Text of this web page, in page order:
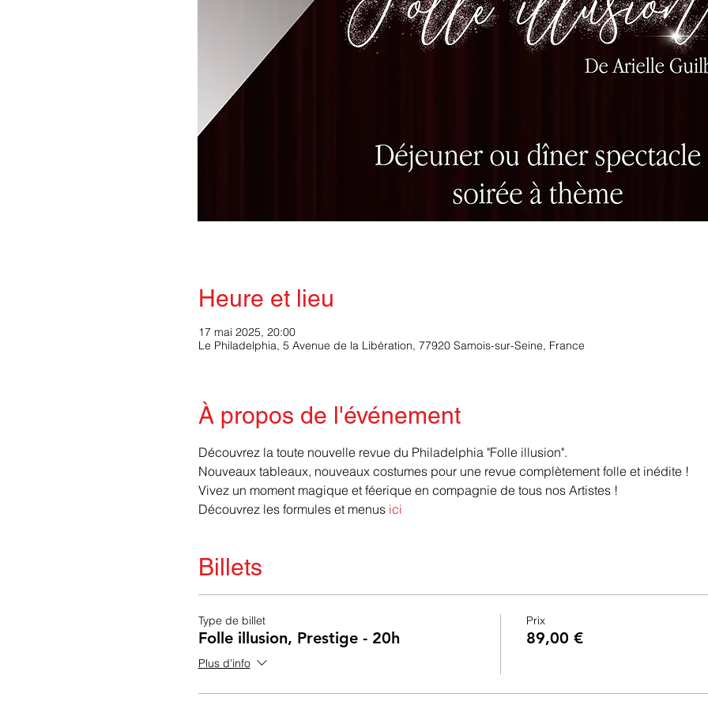
Heure et lieu
17 mai 2025, 20:00
Le Philadelphia, 5 Avenue de la Libération, 77920 Samois-sur-Seine, France
À propos de l'événement
Découvrez la toute nouvelle revue du Philadelphia "Folle illusion".
Nouveaux tableaux, nouveaux costumes pour une revue complètement folle et inédite !
Vivez un moment magique et féerique en compagnie de tous nos Artistes !
Découvrez les formules et menus ici
Billets
Type de billet
Folle illusion, Prestige - 20h
Plus d'info
Prix
89,00 €